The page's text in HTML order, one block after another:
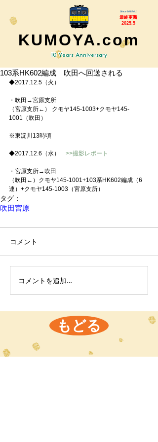
Since 2015.6.1
最終更新
2025.5
KUMOYA.com
10 Years Anniversary
103系HK602編成 吹田へ回送される
◆2017.12.5（火）
・吹田→宮原支所
（宮原支所←） クモヤ145-1003+クモヤ145-
1001（吹田）
※東淀川13時頃
◆2017.12.6（水） >>撮影レポート
・宮原支所→吹田
（吹田←）クモヤ145-1001+103系HK602編成（6
連）+クモヤ145-1003（宮原支所）
タグ：
吹田宮原
コメント
コメントを追加…
もどる